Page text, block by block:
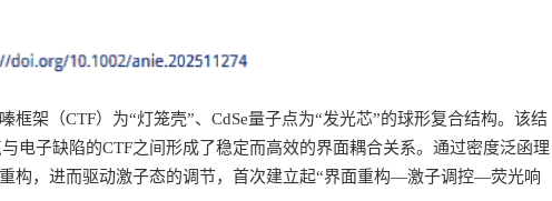
架（CTF）为“灯笼壳”、CdSe量子点为“发光芯”的球形复合结构。该结
电子缺陷的CTF之间形成了稳定而高效的界面耦合关系。通过密度泛函理
构，进而驱动激子态的调节，首次建立起“界面重构—激子调控—荧光响